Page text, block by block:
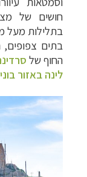
חושים של
בתלילות מעל
בתים צפופים,
החוף של
לינה באזור